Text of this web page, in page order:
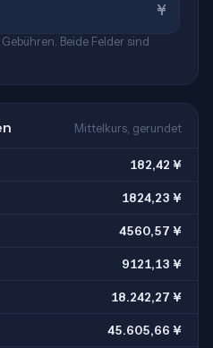
¥
Beide Felder sind
Mittelkurs, gerundet
182,42 ¥
1824,23 ¥
4560,57 ¥
9121,13 ¥
18.242,27 ¥
45.605,66 ¥